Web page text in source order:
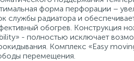
форма перфорации –
службы радиатора и
обогрев. Конструкция
- полностью исключает
Комплекс «Easy
перемещения.